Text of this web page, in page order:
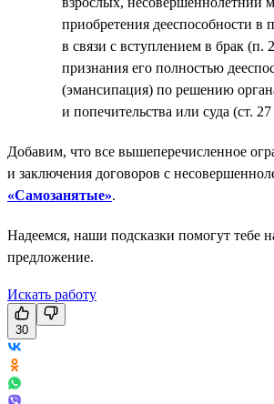
приобретения дееспособности в
в связи с вступлением в брак
признания его полностью
(эмансипация) по решению
и попечительства или суда (ст.
Добавим, что все вышеперечисленное
и заключения договоров с
«Самозанятые».
Надеемся, наши подсказки помогут тебе
предложение.
Искать работу
30